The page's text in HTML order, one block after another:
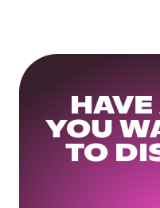
YOU
TO